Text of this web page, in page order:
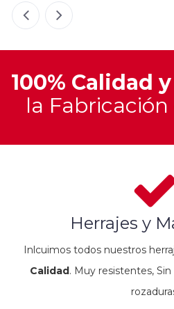
100% Calidad
la
Herrajes y
Inlcuimos todos nuestros
Calidad. Muy resistentes,